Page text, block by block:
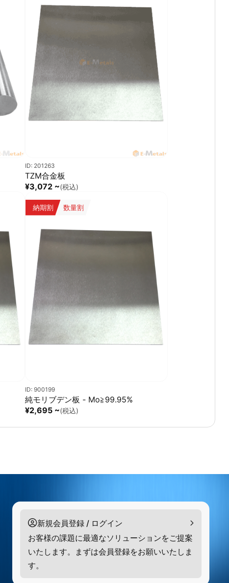
ID: 201263
TZM合金板
¥3,072 ~(税込)
納期割 数量割
ID: 900199
純モリブデン板 - Mo≧99.95%
¥2,695 ~(税込)
新規会員登録 / ログイン
お客様の課題に最適なソリューションをご提案
いたします。まずは会員登録をお願いいたしま
す。